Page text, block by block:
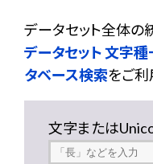
データセット全体の
データセット 文字
タベース検索をご利
文字または